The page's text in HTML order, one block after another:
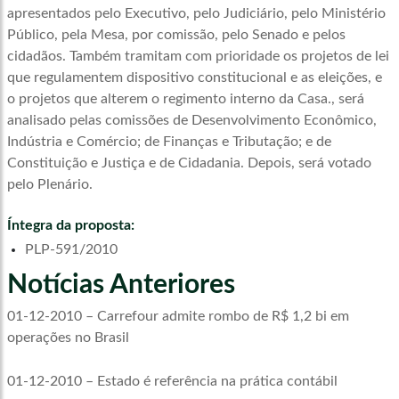
apresentados pelo Executivo, pelo Judiciário, pelo Ministério
Público, pela Mesa, por comissão, pelo Senado e pelos
cidadãos. Também tramitam com prioridade os projetos de lei
que regulamentem dispositivo constitucional e as eleições, e
o projetos que alterem o regimento interno da Casa., será
analisado pelas comissões de Desenvolvimento Econômico,
Indústria e Comércio; de Finanças e Tributação; e de
Constituição e Justiça e de Cidadania. Depois, será votado
pelo Plenário.
Íntegra da proposta:
PLP-591/2010
Notícias Anteriores
01-12-2010 – Carrefour admite rombo de R$ 1,2 bi em
operações no Brasil
01-12-2010 – Estado é referência na prática contábil